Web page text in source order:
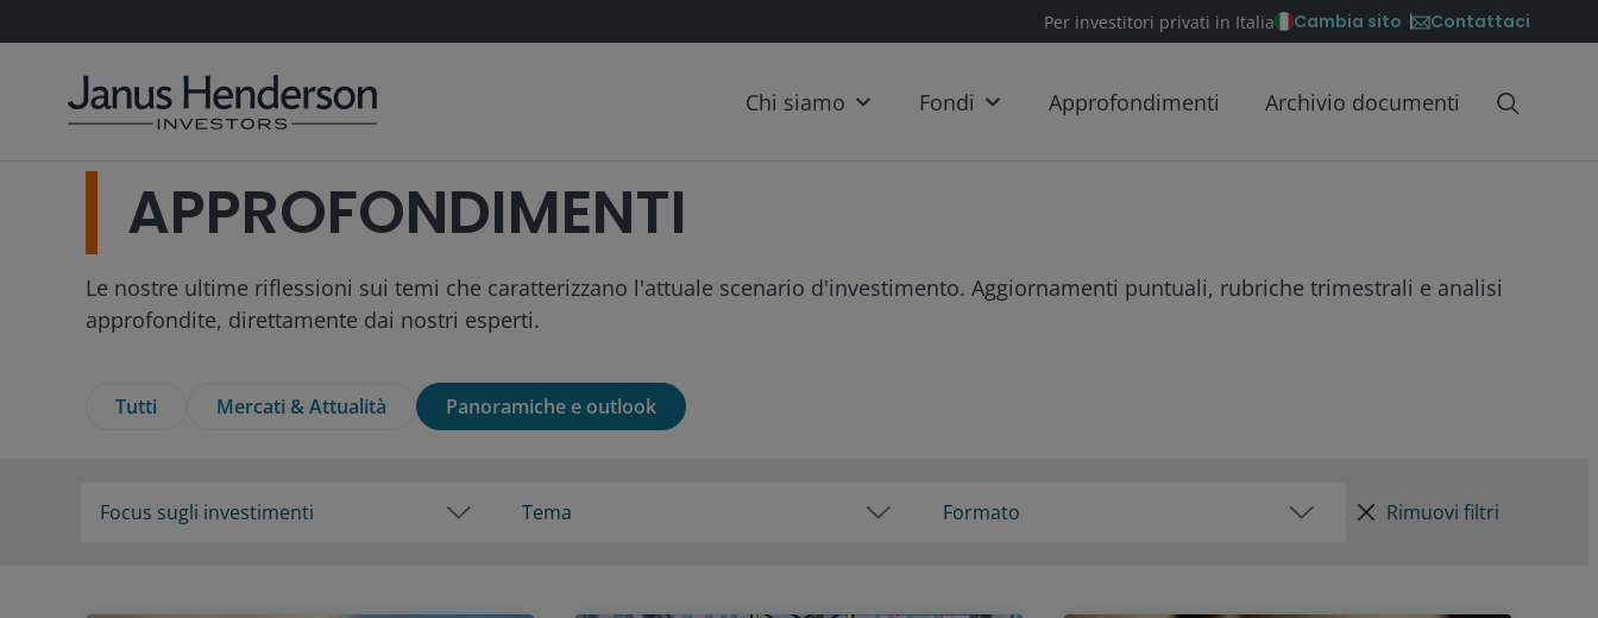
Per investitori privati in Italia Cambia sito Contattaci
Chi siamo Fondi Approfondimenti Archivio documenti
APPROFONDIMENTI
Le nostre ultime riflessioni sui temi che caratterizzano l'attuale scenario d'investimento. Aggiornamenti puntuali, rubriche trimestrali e analisi
approfondite, direttamente dai nostri esperti.
Tutti Mercati & Attualità Panoramiche e outlook
Rimuovi filtri